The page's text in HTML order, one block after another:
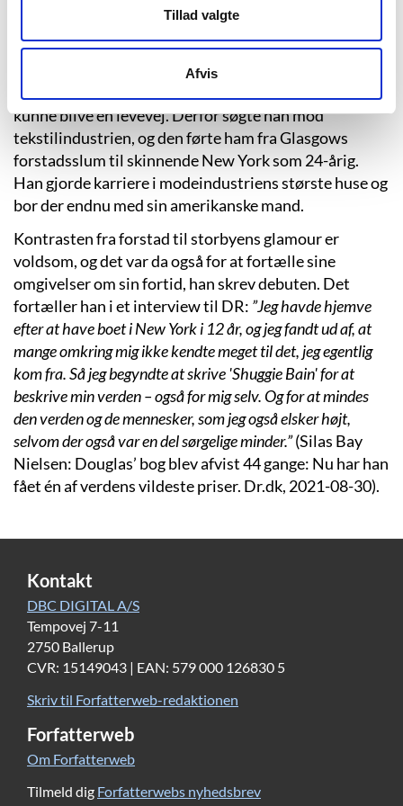
Tillad valgte
Afvis
Hun var derfor fraværende, selvom hun elskede dem,
og hun døde af misbruget, da Stuart var 16. Han
fortæller, at han der fandt trøst i litteratur, men han
vidste også, at litteratur aldrig – hvor han kom fra –
kunne blive en levevej. Derfor søgte han mod
tekstilindustrien, og den førte ham fra Glasgows
forstadsslum til skinnende New York som 24-årig.
Han gjorde karriere i modeindustriens største huse og
bor der endnu med sin amerikanske mand.
Kontrasten fra forstad til storbyens glamour er
voldsom, og det var da også for at fortælle sine
omgivelser om sin fortid, han skrev debuten. Det
fortæller han i et interview til DR: ”Jeg havde hjemve
efter at have boet i New York i 12 år, og jeg fandt ud af, at
mange omkring mig ikke kendte meget til det, jeg egentlig
kom fra. Så jeg begyndte at skrive 'Shuggie Bain' for at
beskrive min verden – også for mig selv. Og for at mindes
den verden og de mennesker, som jeg også elsker højt,
selvom der også var en del sørgelige minder.”(Silas Bay
Nielsen: Douglas’ bog blev afvist 44 gange: Nu har han
fået én af verdens vildeste priser. Dr.dk, 2021-08-30).
Kontakt
DBC DIGITAL A/S
Tempovej 7-11
2750 Ballerup
CVR: 15149043 | EAN: 579 000 126830 5
Skriv til Forfatterweb-redaktionen
Forfatterweb
Om Forfatterweb
Tilmeld dig Forfatterwebs nyhedsbrev